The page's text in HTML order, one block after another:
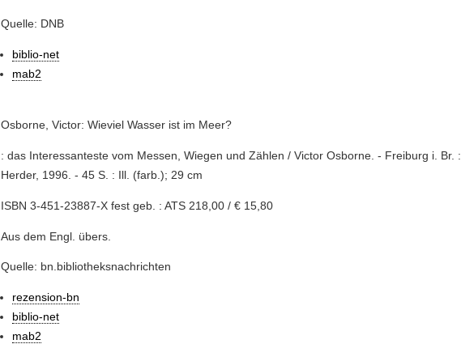
Quelle: DNB
biblio-net
mab2
Osborne, Victor: Wieviel Wasser ist im Meer?
: das Interessanteste vom Messen, Wiegen und Zählen / Victor Osborne. - Freiburg i. Br. :
Herder, 1996. - 45 S. : Ill. (farb.); 29 cm
ISBN 3-451-23887-X fest geb. : ATS 218,00 / € 15,80
Aus dem Engl. übers.
Quelle: bn.bibliotheksnachrichten
rezension-bn
biblio-net
mab2